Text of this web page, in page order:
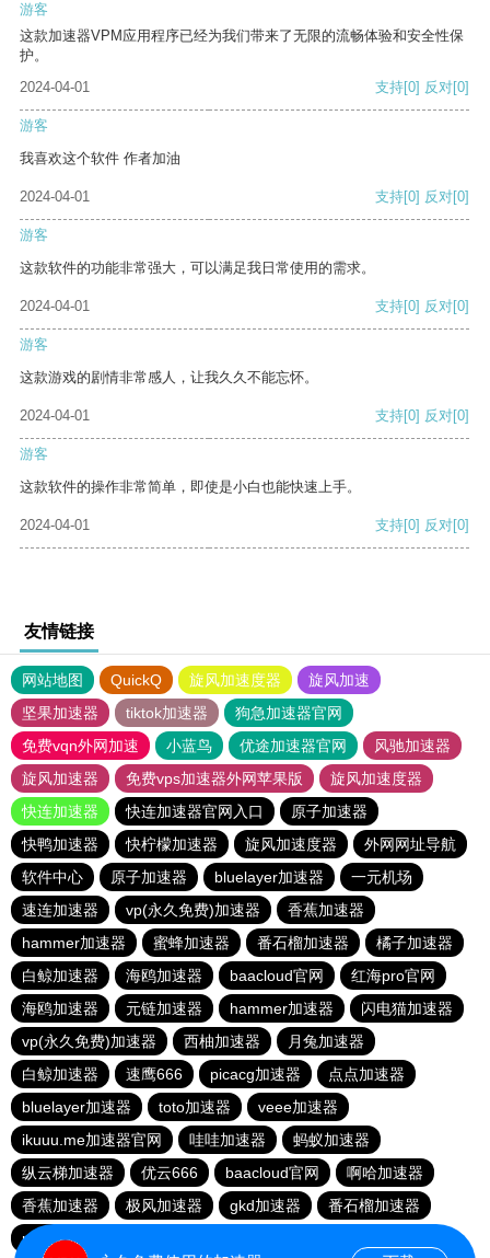
游客
这款加速器VPM应用程序已经为我们带来了无限的流畅体验和安全性保
护。
2024-04-01
支持[0] 反对[0]
游客
我喜欢这个软件 作者加油
2024-04-01 支持[0] 反对[0]
游客
这款软件的功能非常强大，可以满足我日常使用的需求。
2024-04-01 支持[0] 反对[0]
游客
这款游戏的剧情非常感人，让我久久不能忘怀。
2024-04-01 支持[0] 反对[0]
游客
这款软件的操作非常简单，即使是小白也能快速上手。
2024-04-01 支持[0] 反对[0]
友情链接
网站地图 QuickQ 旋风加速度器
旋风加速
坚果加速器
tiktok加速器
狗急加速器官网
免费vqn外网加速
小蓝鸟 优途加速器官网
风驰加速器
旋风加速器
免费vps加速器外网苹果版
旋风加速度器
快连加速器
快连加速器官网入口
原子加速器
快鸭加速器
快柠檬加速器 旋风加速度器
外网网址导航
软件中心
原子加速器 bluelayer加速器
一元机场
速连加速器
vp(永久免费)加速器
香蕉加速器
hammer加速器
蜜蜂加速器 番石榴加速器
橘子加速器
白鲸加速器
海鸥加速器 baacloud官网
红海pro官网
海鸥加速器
元链加速器 hammer加速器
闪电猫加速器
vp(永久免费)加速器
西柚加速器
月兔加速器
白鲸加速器
速鹰666 picacg加速器
点点加速器
bluelayer加速器
toto加速器
veee加速器
ikuuu.me加速器官网
哇哇加速器
蚂蚁加速器
纵云梯加速器
优云666 baacloud官网
啊哈加速器
香蕉加速器
极风加速器 gkd加速器
番石榴加速器
pigcha加速器